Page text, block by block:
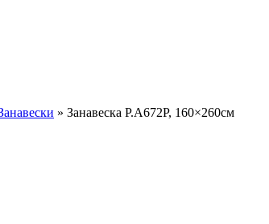
» Занавеска Р.А672Р, 160×260см